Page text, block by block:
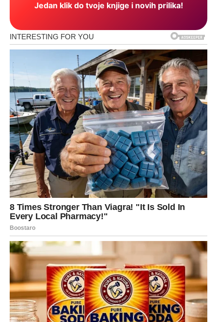
Jedan klik do tvoje knjige i novih prilika!